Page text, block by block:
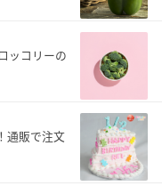
ッコリーの
通販で注文